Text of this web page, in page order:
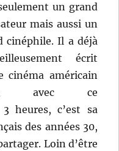
un grand
mais aussi un
cinéphile. Il a déjà
écrit
cinéma américain
avec ce
heures, c’est sa
des années 30,
Loin d’être